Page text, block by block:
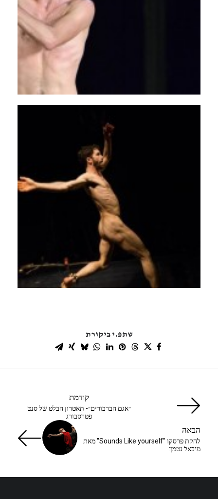
שתפ.י ביקורת
קודמת
״אגם הברבורים״- תאטרון הבלט של סנט
פטרסבורג
הבאה
להקת פרסקו "Sounds Like yourself" מאת
מיכאל גטמן: